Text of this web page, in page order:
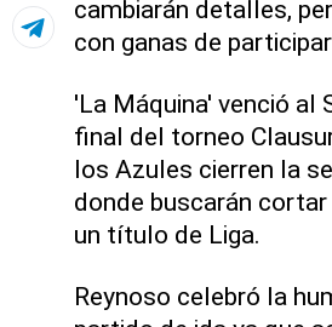
cambiarán detalles,
con ganas de
'La Máquina' venció al
final del torneo
los Azules cierren la
donde buscarán
un título de Liga.
Reynoso celebró la